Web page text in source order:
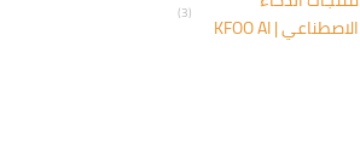
الاصطناعي | KFOO AI
(3)